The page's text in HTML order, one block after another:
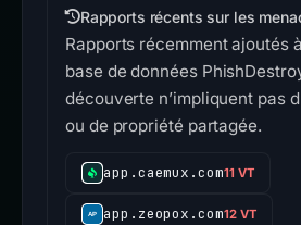
Rapports récents sur les
Rapports récemment ajoutés
base de données
découverte n’impliquent pas
ou de propriété partagée.
app.caemux.com11 VT
app.zeopox.com12 VT